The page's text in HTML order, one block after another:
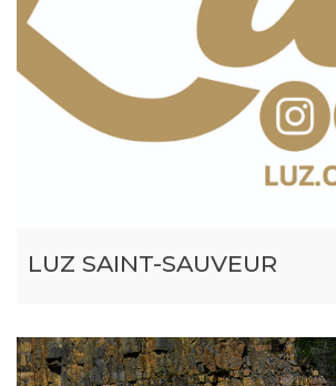
LUZ SAINT-SAUVEUR